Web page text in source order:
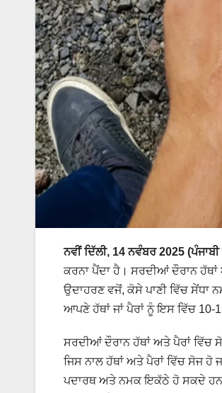
ਨਵੀਂ ਦਿੱਲੀ, 14 ਨਵੰਬਰ 2025
ਕਰਨਾ ਪੈਂਦਾ ਹੈ। ਸਰਦੀਆਂ ਦੌਰਾਨ
ਉਦਾਹਰਣ ਵਜੋਂ, ਕੋਸੇ ਪਾਣੀ ਵਿੱਚ ਸੇਂਧਾ
ਆਪਣੇ ਹੱਥਾਂ ਜਾਂ ਪੈਰਾਂ ਨੂੰ ਇਸ ਵਿੱਚ
ਸਰਦੀਆਂ ਦੌਰਾਨ ਹੱਥਾਂ ਅਤੇ ਪੈਰਾਂ ਵਿੱਚ
ਜਿਸ ਨਾਲ ਹੱਥਾਂ ਅਤੇ ਪੈਰਾਂ ਵਿੱਚ ਸੋਜ ਹੋ
ਪਦਾਰਥ ਅਤੇ ਨਮਕ ਇਕੱਠੇ ਹੋ ਸਕਦੇ ਹਨ,